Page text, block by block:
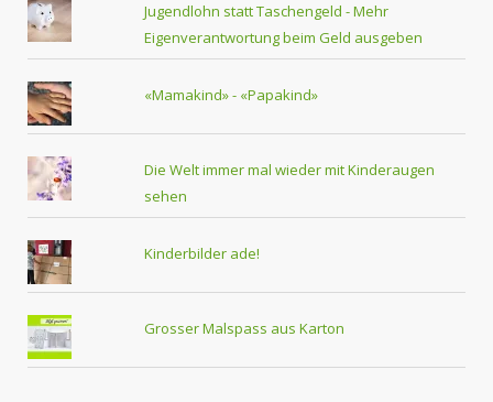
Jugendlohn statt Taschengeld - Mehr
Eigenverantwortung beim Geld ausgeben
«Mamakind» - «Papakind»
Die Welt immer mal wieder mit Kinderaugen
sehen
Kinderbilder ade!
Grosser Malspass aus Karton